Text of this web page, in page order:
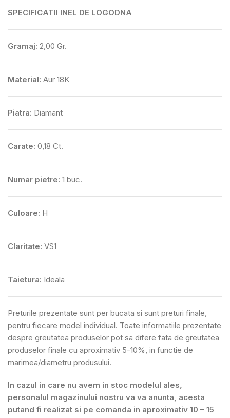
SPECIFICATII INEL DE LOGODNA
Gramaj: 2,00 Gr.
Material: Aur 18K
Piatra: Diamant
Carate: 0,18 Ct.
Numar pietre: 1 buc.
Culoare: H
Claritate: VS1
Taietura: Ideala
Preturile prezentate sunt per bucata si sunt preturi finale,
pentru fiecare model individual. Toate informatiile prezentate
despre greutatea produselor pot sa difere fata de greutatea
produselor finale cu aproximativ 5-10%, in functie de
marimea/diametru produsului.
In cazul in care nu avem in stoc modelul ales,
personalul magazinului nostru va va anunta, acesta
putand fi realizat si pe comanda in aproximativ 10 – 15